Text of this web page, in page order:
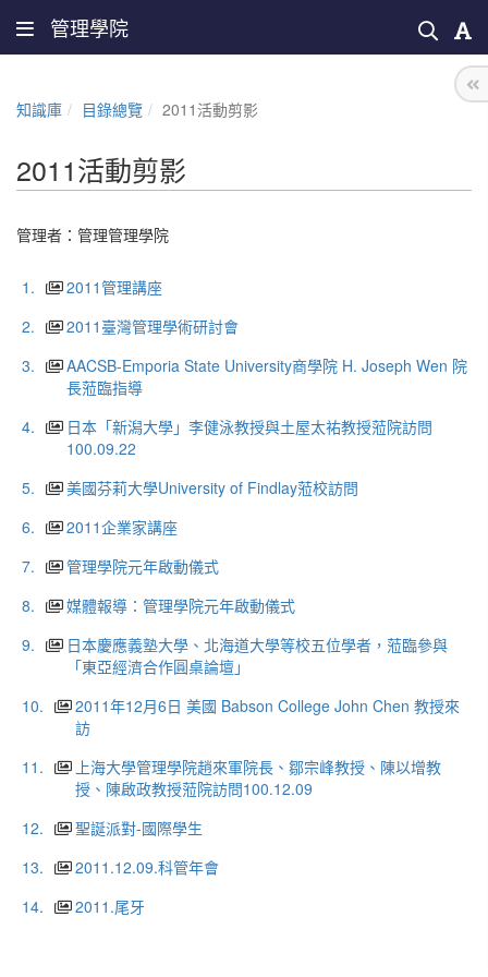
管理學院
知識庫 目錄總覽 2011活動剪影
2011活動剪影
管理者： 管理管理學院
1.
2011管理講座
2.
2011臺灣管理學術研討會
3.
AACSB-Emporia State University商學院 H. Joseph Wen 院
長蒞臨指導
4.
日本「新潟大學」李健泳教授與土屋太祐教授蒞院訪問
100.09.22
5.
美國芬莉大學University of Findlay蒞校訪問
6.
2011企業家講座
7.
管理學院元年啟動儀式
8.
媒體報導：管理學院元年啟動儀式
9.
日本慶應義塾大學、北海道大學等校五位學者，蒞臨參與
「東亞經濟合作圓桌論壇」
10.
2011年12月6日 美國 Babson College John Chen 教授來
訪
11.
上海大學管理學院趙來軍院長、鄒宗峰教授、陳以增教
授、陳啟政教授蒞院訪問100.12.09
12.
聖誕派對-國際學生
13.
2011.12.09.科管年會
14.
2011.尾牙